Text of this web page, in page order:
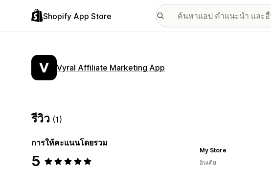
Shopify App Store
Vyral Affiliate Marketing App
รีวิว (1)
การให้คะแนนโดยรวม
5
My Store
อินเดีย